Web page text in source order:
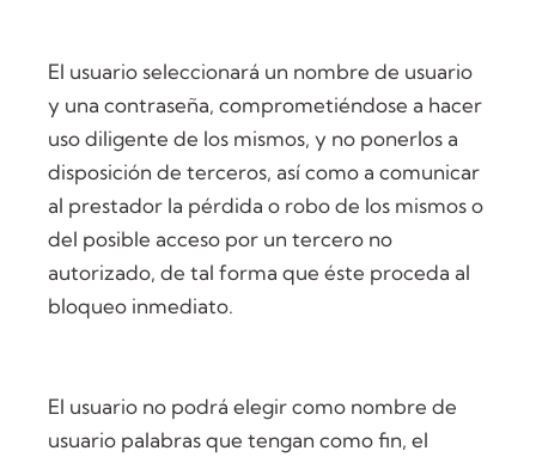
El usuario seleccionará un nombre de usuario
y una contraseña, comprometiéndose a hacer
uso diligente de los mismos, y no ponerlos a
disposición de terceros, así como a comunicar
al prestador la pérdida o robo de los mismos o
del posible acceso por un tercero no
autorizado, de tal forma que éste proceda al
bloqueo inmediato.
El usuario no podrá elegir como nombre de
usuario palabras que tengan como fin, el